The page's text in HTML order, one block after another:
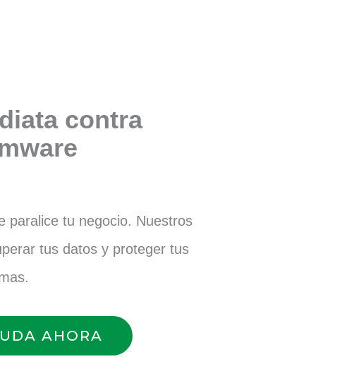
contra
paralice tu negocio. Nuestros
tus datos y proteger tus
AHORA